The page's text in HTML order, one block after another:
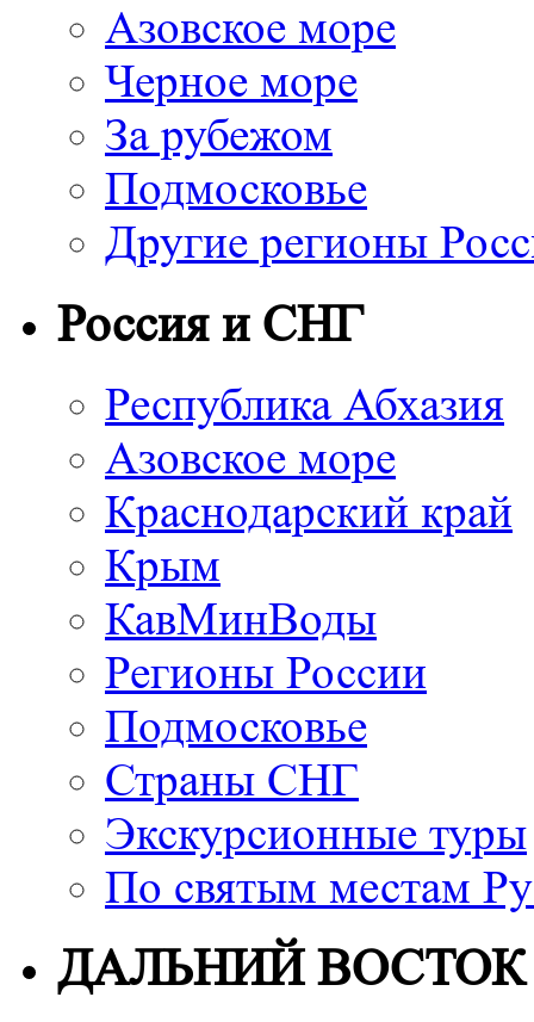
Азовское море
Черное море
За рубежом
Подмосковье
Другие регионы
Россия и СНГ
Республика Абхазия
Азовское море
Краснодарский край
Крым
КавМинВоды
Регионы России
Подмосковье
Страны СНГ
Экскурсионные туры
По святым местам
ДАЛЬНИЙ ВОСТОК